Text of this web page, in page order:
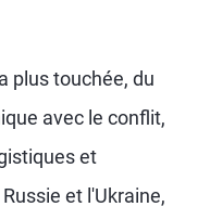
plus touchée, du
avec le conflit,
et
et l'Ukraine,